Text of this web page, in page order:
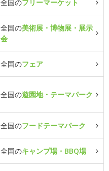
全国のフリーマーケット
全国の美術展・博物展・展示
会
全国のフェア
全国の遊園地・テーマパーク
全国のフードテーマパーク
全国のキャンプ場・BBQ場